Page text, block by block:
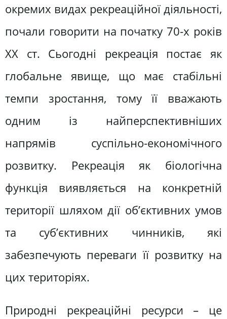
окремих видах рекреаційної діяльності,
почали говорити на початку 70-х років
ХХ ст. Сьогодні рекреація постає як
глобальне явище, що має стабільні
темпи зростання, тому її вважають
одним із найперспективніших
напрямів суспільно-економічного
розвитку. Рекреація як біологічна
функція виявляється на конкретній
території шляхом дії об’єктивних умов
та суб’єктивних чинників, які
забезпечують переваги її розвитку на
цих територіях.
Природні рекреаційні ресурси – це